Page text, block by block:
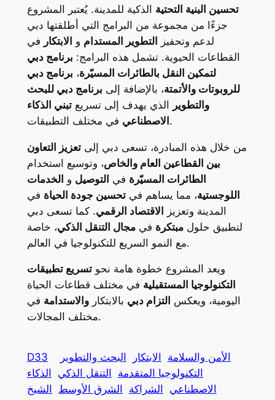
تحسين البنية التحتية الذكية للمدينة. يُعتبر المشروع
جزءًا من مجموعة من البرامج التي أطلقتها دبي
لدعم وتحفيز التطوير المستدام و الابتكار في
القطاعات الحيوية. تشمل هذه البرامج: برنامج دبي
لتمكين النقل بالطائرات المسيّرة، برنامج دبي
للروبوتات والأتمتة، بالإضافة إلى برنامج دبي للبحث
والتطوير الذي يهدف إلى تسريعتبني الذكاء
الاصطناعيفي مختلف التطبيقات.
من خلال هذه المبادرة، تسعى دبي إلىتعزيز التعاون
بين القطاعين العام والخاص، وتوسيع استخدام
الطائرات المسيّرة في التوصيل و الخدمات
اللوجستية، مما يساهم فيتحسين جودة الحياة في
المدينة وتعزيز الاقتصاد الرقمي. كما تسعى دبي
لتطبيق حلولمبتكرة فيمجال التنقل الذكي، خاصة
مع النمو السريع للتكنولوجيا في العالم.
ويعد المشروع خطوة هامة نحوتسريع تطبيقات
التكنولوجيا المستقبلية في مختلف قطاعات الحياة
اليومية، ويعكس التزام دبي بالابتكاروالاستدامة في
مختلف المجالات.
D33 الأمن والسلامة الابتكار
البحث والتطوير
التكنولوجيا المتقدمة التنقل الذكي الذكاء
الاصطناعي الشراكة الشرق الأوسط الشيخ